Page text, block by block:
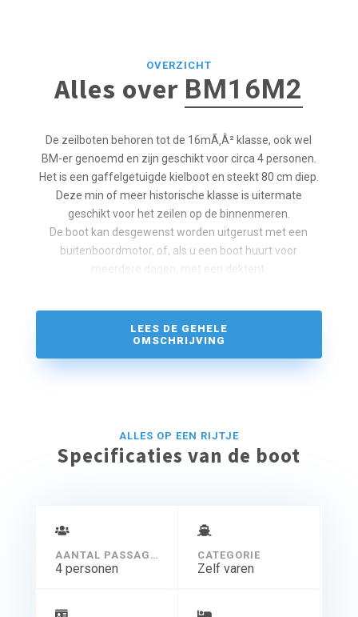
OVERZICHT
Alles over BM16M2
De zeilboten behoren tot de 16mÃ‚Â² klasse, ook wel
BM-er genoemd en zijn geschikt voor circa 4 personen.
Het is een gaffelgetuigde kielboot en steekt 80 cm diep.
Deze min of meer historische klasse is uitermate
geschikt voor het zeilen op de binnenmeren.
De boot kan desgewenst worden uitgerust met een
buitenboordmotor, of, als u een boot huurt voor
meerdere dagen, met een dektent.
LEES DE GEHELE
OMSCHRIJVING
ALLES OP EEN RIJTJE
Specificaties van de boot
AANTAL PASSAGIERS
4 personen
CATEGORIE
Zelf varen